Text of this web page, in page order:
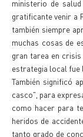
ministerio de
gratificante venir a
también siempre
muchas cosas de
gran tarea en
estrategia local fue
También significó
casco", para
como hacer para
heridos de
tanto grado de